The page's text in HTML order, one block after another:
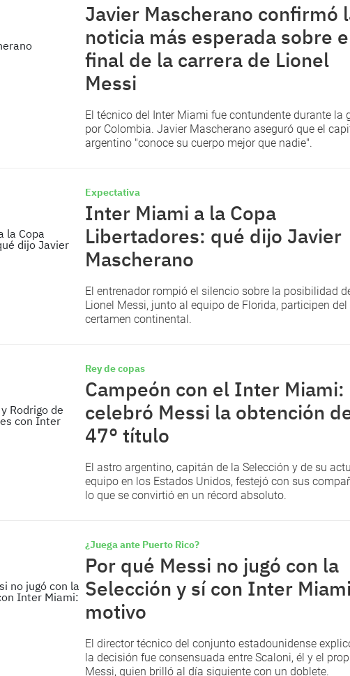
Javier Mascherano confirmó
noticia más esperada sobre
final de la carrera de Lionel
Messi
El técnico del Inter Miami fue contundente durante la
por Colombia. Javier Mascherano aseguró que el
argentino "conoce su cuerpo mejor que nadie".
Expectativa
Inter Miami a la Copa
Libertadores: qué dijo Javier
Mascherano
El entrenador rompió el silencio sobre la posibilidad
Lionel Messi, junto al equipo de Florida, participen del
certamen continental.
Rey de copas
Campeón con el Inter Miami:
celebró Messi la obtención
47° título
El astro argentino, capitán de la Selección y de su
equipo en los Estados Unidos, festejó con sus
lo que se convirtió en un récord absoluto.
¿Juega ante Puerto Rico?
Por qué Messi no jugó con la
Selección y sí con Inter
motivo
El director técnico del conjunto estadounidense
la decisión fue consensuada entre Scaloni, él y el
Messi, quien brilló al día siguiente con un doblete.